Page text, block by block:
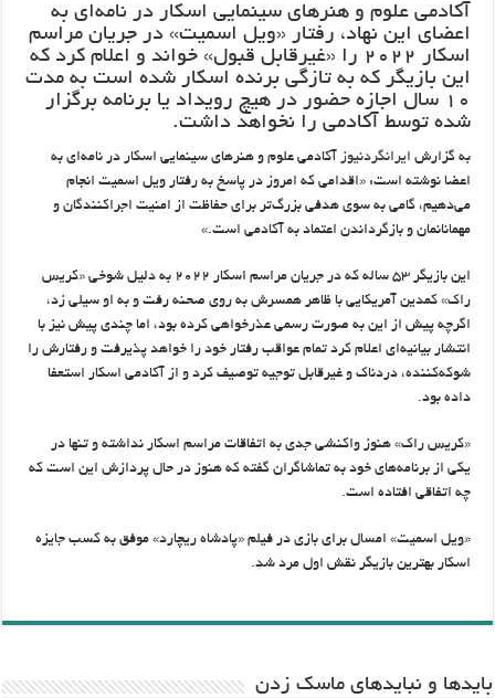
آکادمی علوم و هنرهای سینمایی اسکار در نامه‌ای به
اعضای این نهاد، رفتار «ویل اسمیت» در جریان مراسم
اسکار ۲۰۲۲ را «غیرقابل قبول» خواند و اعلام کرد که
این بازیگر که به تازگی برنده اسکار شده است به مدت
۱۰ سال اجازه حضور در هیچ رویداد یا برنامه برگزار
شده توسط آکادمی را نخواهد داشت.
به گزارش ایرانگردنیوز آکادمی علوم و هنرهای سینمایی اسکار در نامه‌ای به
اعضا نوشته است: «اقدامی که امروز در پاسخ به رفتار ویل اسمیت انجام
می‌دهیم، گامی به سوی هدفی بزرگ‌تر برای حفاظت از امنیت اجراکنندگان و
مهمانانمان و بازگرداندن اعتماد به آکادمی است.»
این بازیگر ۵۳ ساله که در جریان مراسم اسکار ۲۰۲۲ به دلیل شوخی «کریس
راک» کمدین آمریکایی با ظاهر همسرش به روی صحنه رفت و به او سیلی زد،
اگرچه پیش از این به صورت رسمی عذرخواهی کرده بود، اما چندی پیش نیز با
انتشار بیانیه‌ای اعلام کرد تمام عواقب رفتار خود را خواهد پذیرفت و رفتارش را
شوکه‌کننده، دردناک و غیرقابل توجیه توصیف کرد و از آکادمی اسکار استعفا
داده بود.
«کریس راک» هنوز واکنشی جدی به اتفاقات مراسم اسکار نداشته و تنها در
یکی از برنامه‌های خود به تماشاگران گفته که هنوز در حال پردازش این است که
چه اتفاقی افتاده است.
«ویل اسمیت» امسال برای بازی در فیلم «پادشاه ریچارد» موفق به کسب جایزه
اسکار بهترین بازیگر نقش اول مرد شد.
باید‌ها و نبایدهای ماسک زدن